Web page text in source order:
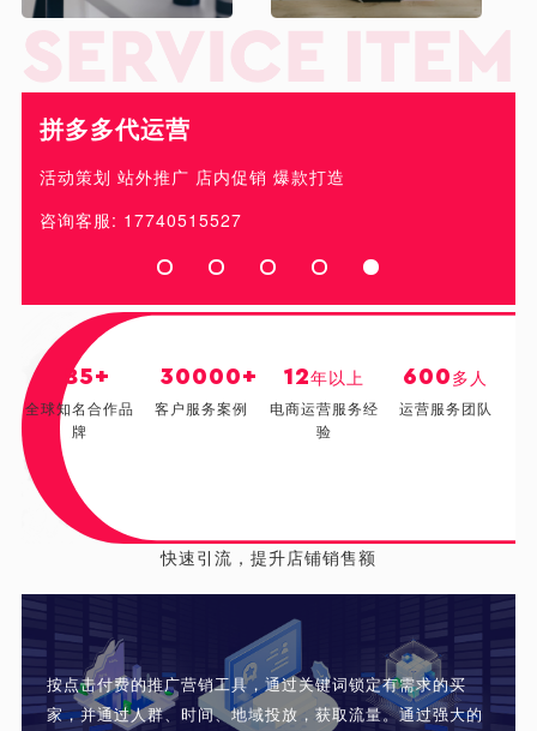
拼多多代运营
活动策划 站外推广 店内促销 爆款打造
咨询客服: 17740515527
85+
全球知名合作品
牌
30000+
客户服务案例
12年以上
电商运营服务经
验
600多人
运营服务团队
快速引流，提升店铺销售额
按点击付费的推广营销工具，通过关键词锁定有需求的买
家，并通过人群、时间、地域投放，获取流量。通过强大的